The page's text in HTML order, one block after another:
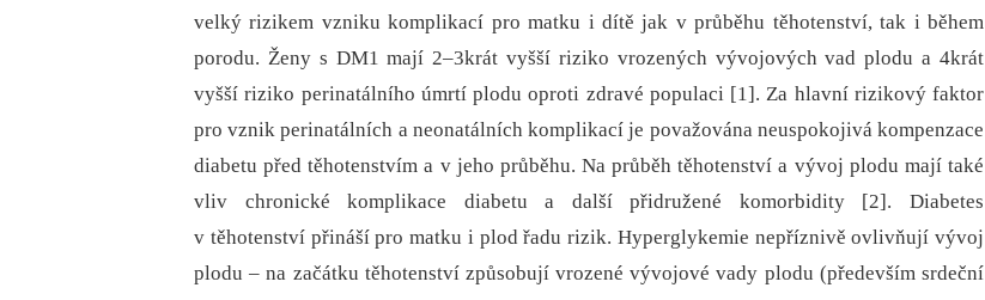
velký rizikem vzniku komplikací pro matku i dítě jak v průběhu těhotenství, tak i během
porodu. Ženy s DM1 mají 2–3krát vyšší riziko vrozených vývojových vad plodu a 4krát
vyšší riziko perinatálního úmrtí plodu oproti zdravé populaci [1]. Za hlavní rizikový faktor
pro vznik perinatálních a neonatálních komplikací je považována neuspokojivá kompenzace
diabetu před těhotenstvím a v jeho průběhu. Na průběh těhotenství a vývoj plodu mají také
vliv chronické komplikace diabetu a další přidružené komorbidity [2]. Diabetes
v těhotenství přináší pro matku i plod řadu rizik. Hyperglykemie nepříznivě ovlivňují vývoj
plodu –⁠ na začátku těhotenství způsobují vrozené vývojové vady plodu (především srdeční